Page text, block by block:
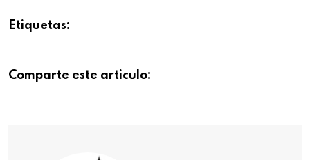
Etiquetas:
Comparte este articulo: